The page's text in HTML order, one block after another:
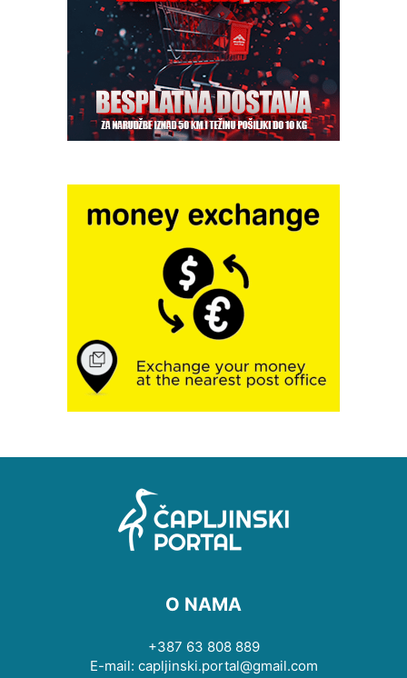
O NAMA
+387 63 808 889
E-mail: capljinski.portal@gmail.com